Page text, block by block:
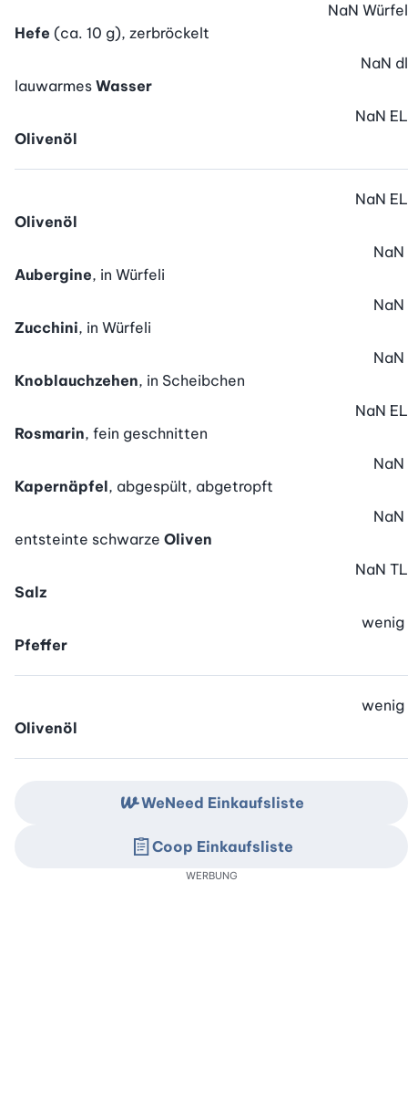
Hefe (ca. 10 g), zerbröckelt
NaN Würfel
lauwarmes Wasser
NaN dl
Olivenöl
NaN EL
Olivenöl
NaN EL
Aubergine, in Würfeli
NaN
Zucchini, in Würfeli
NaN
Knoblauchzehen, in Scheibchen
NaN
Rosmarin, fein geschnitten
NaN EL
Kapernäpfel, abgespült, abgetropft
NaN
entsteinte schwarze Oliven
NaN
Salz
NaN TL
Pfeffer
wenig
Olivenöl
wenig
WeNeed Einkaufsliste
Coop Einkaufsliste
WERBUNG